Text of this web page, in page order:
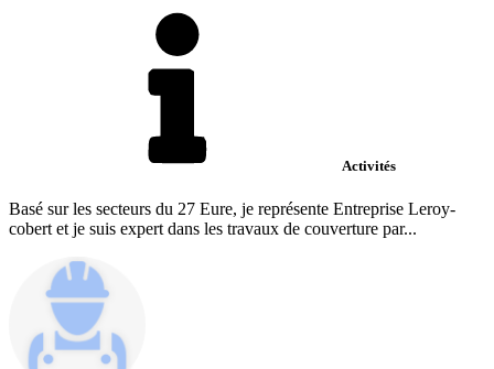
Activités
Basé sur les secteurs du 27 Eure, je représente Entreprise Leroy-
cobert et je suis expert dans les travaux de couverture par...